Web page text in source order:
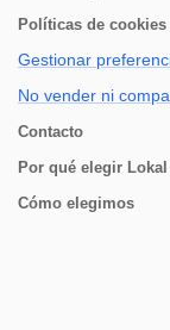
Políticas de
Gestionar
No vender ni
Contacto
Por qué elegir Lokal
Cómo elegimos